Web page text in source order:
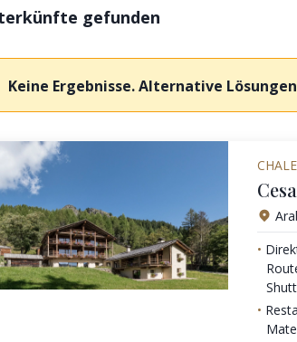
gefunden
Keine Ergebnisse. Alternative